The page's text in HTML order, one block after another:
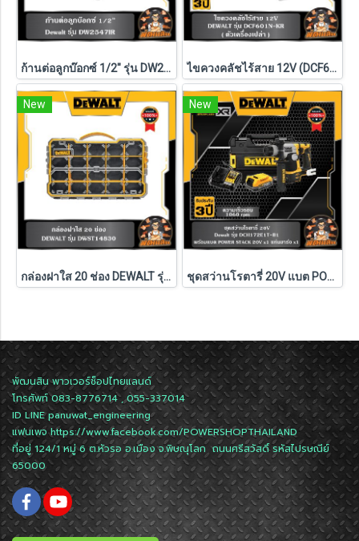
ก้านต่อลูกบ๊อกซ์ 1/2" รุ่น DW2547IR G DEWALT ไขควงคลัชไร้สาย 12V (DCF601N-KR) Dewalt (ตัวเปล่า)
New
กล่องฝาใส 20 ช่อง DEWALT รุ่น DWST14830
New
ชุดสว่านโรตารี่ 20V แบต POWERSTACK 1.7Ah Dewalt (DCH172E1T-B1)
พัฒนสิน พาวเวอร์ช็อปไทยแลนด์
โทรศัพท์ 083-8776714 , 055-337014
ID LINEpanuwat_engineering
แฟนเพจhttps://www.facebook.com/POWERSHOPTHAILAND
ที่อยู่ 124/1 หมู่ 6 ต.หัวรอ อ.เมือง จ.พิษณุโลก ถนนศรีสวัสดิ์ รหัสไปรษณีย์
65000